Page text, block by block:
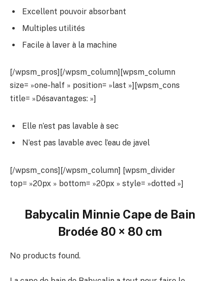
Excellent pouvoir absorbant
Multiples utilités
Facile à laver à la machine
[/wpsm_pros][/wpsm_column][wpsm_column
size= »one-half » position= »last »][wpsm_cons
title= »Désavantages: »]
Elle n’est pas lavable à sec
N’est pas lavable avec l’eau de javel
[/wpsm_cons][/wpsm_column] [wpsm_divider
top= »20px » bottom= »20px » style= »dotted »]
Babycalin Minnie Cape de Bain
Brodée 80 × 80 cm
No products found.